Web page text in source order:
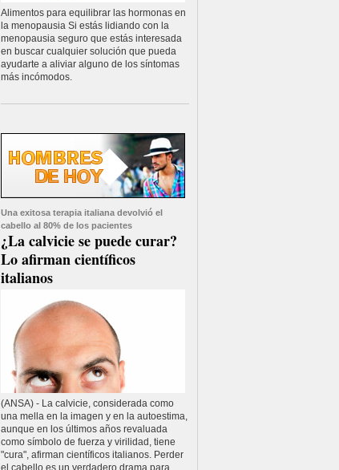
Alimentos para equilibrar las hormonas en
la menopausia Si estás lidiando con la
menopausia seguro que estás interesada
en buscar cualquier solución que pueda
ayudarte a aliviar alguno de los síntomas
más incómodos.
Una exitosa terapia italiana devolvió el
cabello al 80% de los pacientes
¿La calvicie se puede curar?
Lo afirman científicos
italianos
(ANSA) - La calvicie, considerada como
una mella en la imagen y en la autoestima,
aunque en los últimos años revaluada
como símbolo de fuerza y virilidad, tiene
"cura", afirman científicos italianos. Perder